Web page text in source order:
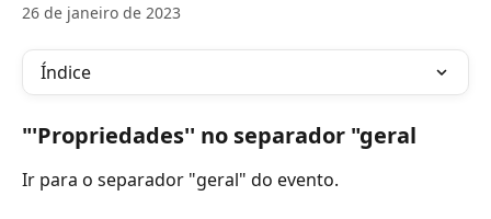
26 de janeiro de 2023
Índice
"'Propriedades'' no separador "geral
Ir para o separador "geral" do evento.